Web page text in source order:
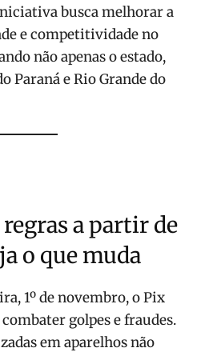
busca melhorar a
e competitividade no
não apenas o estado,
Paraná e Rio Grande do
a partir de
o que muda
1º de novembro, o Pix
golpes e fraudes.
em aparelhos não